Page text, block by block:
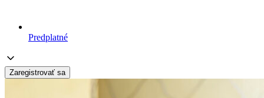
Predplatné
Zaregistrovať sa